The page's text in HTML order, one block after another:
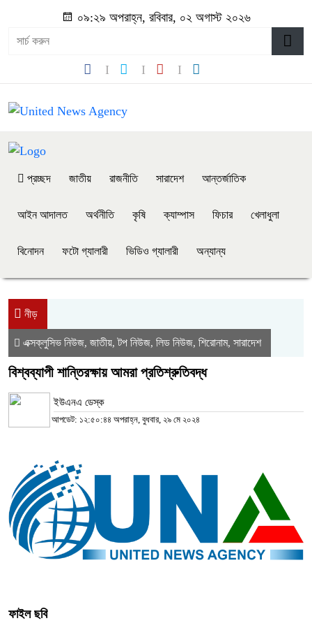
০৯:২৯ অপরাহ্ন, রবিবার, ০২ অগাস্ট ২০২৬
প্রচ্ছদ জাতীয় রাজনীতি সারাদেশ আন্তর্জাতিক
আইন আদালত অর্থনীতি কৃষি ক্যাম্পাস ফিচার খেলাধুলা
বিনোদন ফটো গ্যালারী ভিডিও গ্যালারী অন্যান্য
নীড়
এক্সক্লুসিভ নিউজ, জাতীয়,টপ নিউজ, লিড নিউজ, শিরোনাম, সারাদেশ
বিশ্বব্যাপী শান্তিরক্ষায় আমরা প্রতিশ্রুতিবদ্ধ
ইউএনএ ডেস্ক
আপডেট: ১২:৫০:৪৪ অপরাহ্ন, বুধবার, ২৯ মে ২০২৪
ফাইল ছবি